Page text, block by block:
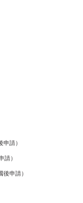
申請）
請）
後申請）